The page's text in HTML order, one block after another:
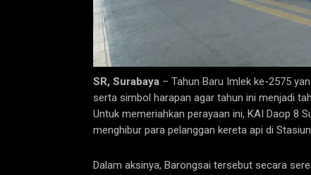
SR, Surabaya – Tahun Baru Imlek ke-2575
serta simbol harapan agar tahun ini menjadi
Untuk memeriahkan perayaan ini, KAI Daop 8
menghibur para pelanggan kereta api di
Dalam aksinya, Barongsai tersebut secara